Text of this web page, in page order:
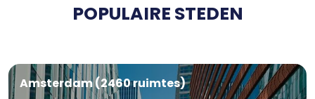
POPULAIRE STEDEN
Amsterdam (2460 ruimtes)